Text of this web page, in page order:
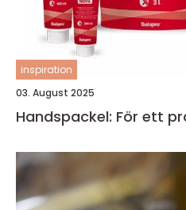
inspiration
03. August 2025
Handspackel: För ett